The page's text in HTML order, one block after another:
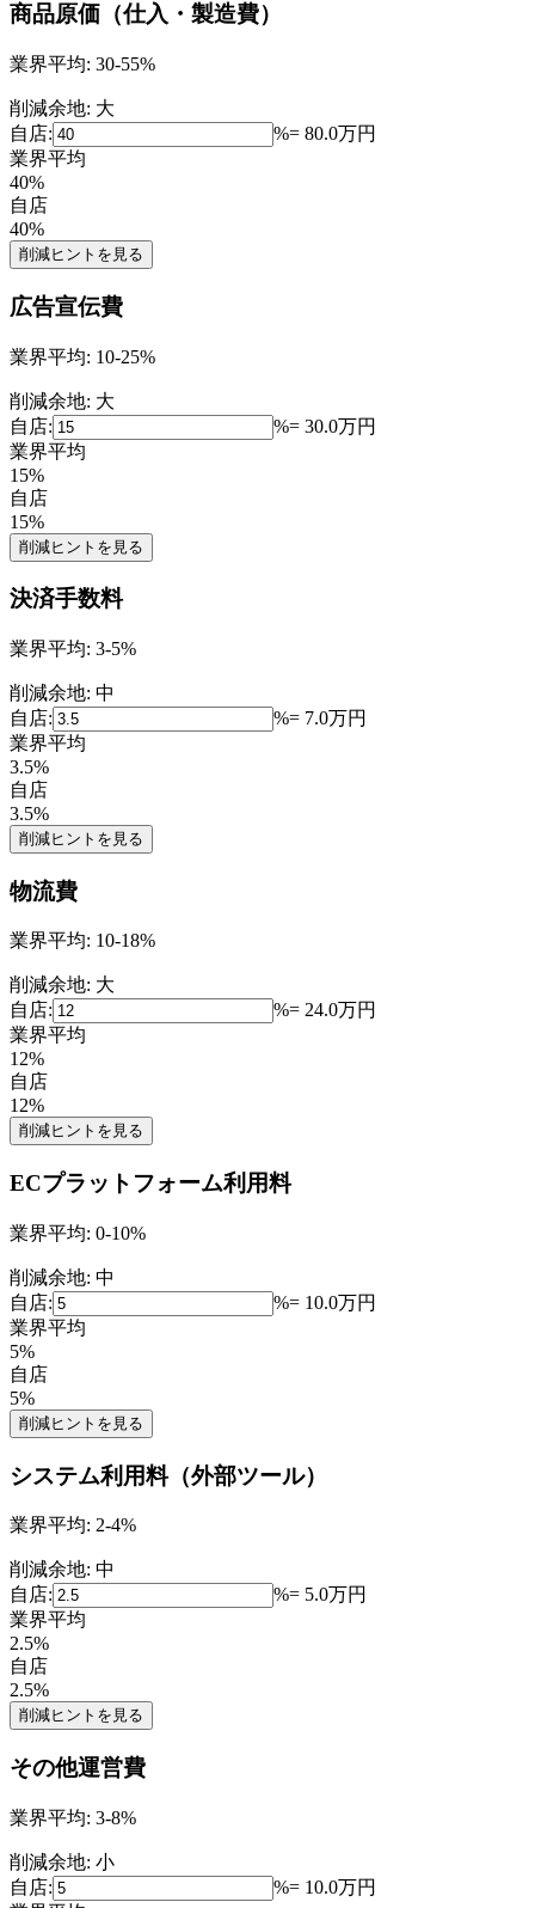
商品原価（仕入・製造費）
業界平均: 30-55%
削減余地: 大
自店:
%= 80.0万円
業界平均
40%
自店
40%
削減ヒントを見る
広告宣伝費
業界平均: 10-25%
削減余地: 大
自店:
%= 30.0万円
業界平均
15%
自店
15%
削減ヒントを見る
決済手数料
業界平均: 3-5%
削減余地: 中
自店:
%= 7.0万円
業界平均
3.5%
自店
3.5%
削減ヒントを見る
物流費
業界平均: 10-18%
削減余地: 大
自店:
%= 24.0万円
業界平均
12%
自店
12%
削減ヒントを見る
ECプラットフォーム利用料
業界平均: 0-10%
削減余地: 中
自店:
%= 10.0万円
業界平均
5%
自店
5%
削減ヒントを見る
システム利用料（外部ツール）
業界平均: 2-4%
削減余地: 中
自店:
%= 5.0万円
業界平均
2.5%
自店
2.5%
削減ヒントを見る
その他運営費
業界平均: 3-8%
削減余地: 小
自店:
%= 10.0万円